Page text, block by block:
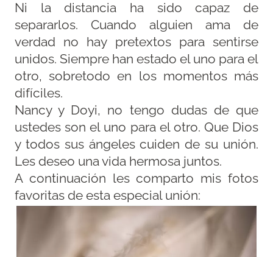
Ni la distancia ha sido capaz de
separarlos. Cuando alguien ama de
verdad no hay pretextos para sentirse
unidos. Siempre han estado el uno para el
otro, sobretodo en los momentos más
difíciles.
Nancy y Doyi, no tengo dudas de que
ustedes son el uno para el otro. Que Dios
y todos sus ángeles cuiden de su unión.
Les deseo una vida hermosa juntos.
A continuación les comparto mis fotos
favoritas de esta especial unión: